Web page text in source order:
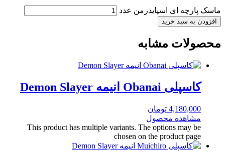
ماسک پارچه ای اسپایدرمن عدد
افزودن به سبد خرید
محصولات مشابه
کاسپلی Obanai انیمه Demon Slayer
4,180,000 تومان
مشاهده محصول
This product has multiple variants. The options may be
chosen on the product page